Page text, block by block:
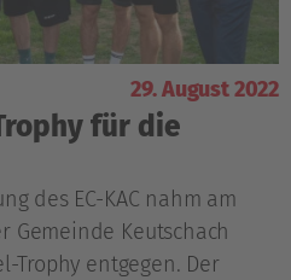
29. August 2022
für die
des EC-KAC nahm am
Gemeinde Keutschach
Trophy entgegen. Der